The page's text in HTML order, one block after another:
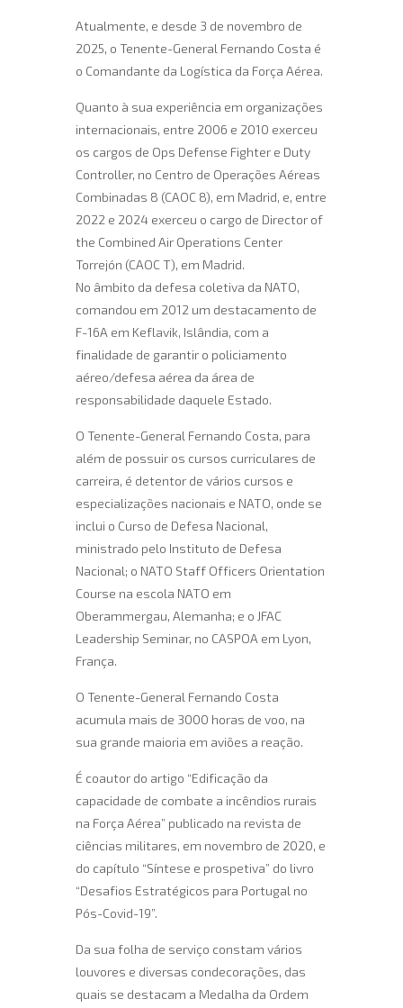
Atualmente, e desde 3 de novembro de
2025, o Tenente-General Fernando Costa é
o Comandante da Logística da Força Aérea.
Quanto à sua experiência em organizações
internacionais, entre 2006 e 2010 exerceu
os cargos de Ops Defense Fighter e Duty
Controller, no Centro de Operações Aéreas
Combinadas 8 (CAOC 8), em Madrid, e, entre
2022 e 2024 exerceu o cargo de Director of
the Combined Air Operations Center
Torrejón (CAOC T), em Madrid.
No âmbito da defesa coletiva da NATO,
comandou em 2012 um destacamento de
F-16A em Keflavik, Islândia, com a
finalidade de garantir o policiamento
aéreo/defesa aérea da área de
responsabilidade daquele Estado.
O Tenente-General Fernando Costa, para
além de possuir os cursos curriculares de
carreira, é detentor de vários cursos e
especializações nacionais e NATO, onde se
inclui o Curso de Defesa Nacional,
ministrado pelo Instituto de Defesa
Nacional; o NATO Staff Officers Orientation
Course na escola NATO em
Oberammergau, Alemanha; e o JFAC
Leadership Seminar, no CASPOA em Lyon,
França.
O Tenente-General Fernando Costa
acumula mais de 3000 horas de voo, na
sua grande maioria em aviões a reação.
É coautor do artigo “Edificação da
capacidade de combate a incêndios rurais
na Força Aérea” publicado na revista de
ciências militares, em novembro de 2020, e
do capítulo “Síntese e prospetiva” do livro
“Desafios Estratégicos para Portugal no
Pós-Covid-19”.
Da sua folha de serviço constam vários
louvores e diversas condecorações, das
quais se destacam a Medalha da Ordem